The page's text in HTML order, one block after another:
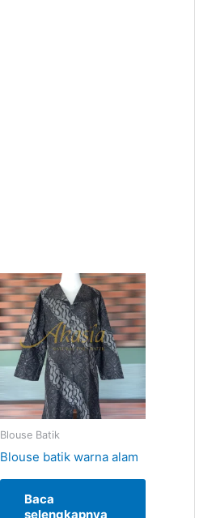
Blouse Batik
Blouse batik warna alam
Baca
selengkapnya